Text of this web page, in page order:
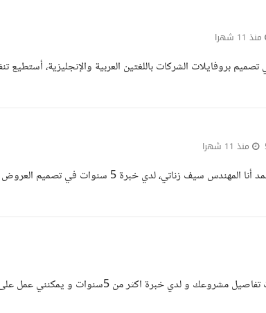
منذ 11 شهرا
بروفايلات الشركات باللغتين العربية والإنجليزية، أستطيع
منذ 11 شهرا
سلام عليكم و رحمه الله وبركاته اهلا استاذه محمد أنا المهندس سيف
السلام عليكم استاذ محمد يسعدني اتصالك قرات تفاصيل مشروعك